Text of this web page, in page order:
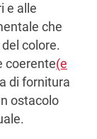
e alle
che
colore.
coerente(e
di fornitura
ostacolo